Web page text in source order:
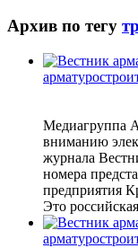
Архив по тегу
Медиагруппа
вниманию
журнала
номера
предприятия
Это